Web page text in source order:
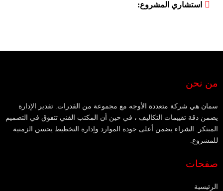
استشاري المشروع:
من نحن
سمان هي شركة متعددة الأوجه مع مجموعة من القدرات. تقدير الإدارة
يضمن دقة تقييمات التكاليف ، في حين أن المكتب الفني تتفوق في التصميم
المبتكر. الشراء يضمن أعلى جودة الموارد وإدارة التخطيط يحسن الزمنية
للمشروع.
صفحات
الرئيسية